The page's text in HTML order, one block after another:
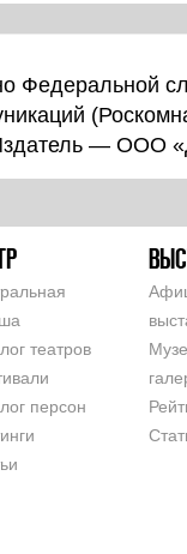
Федеральной
— ООО
театров
персон